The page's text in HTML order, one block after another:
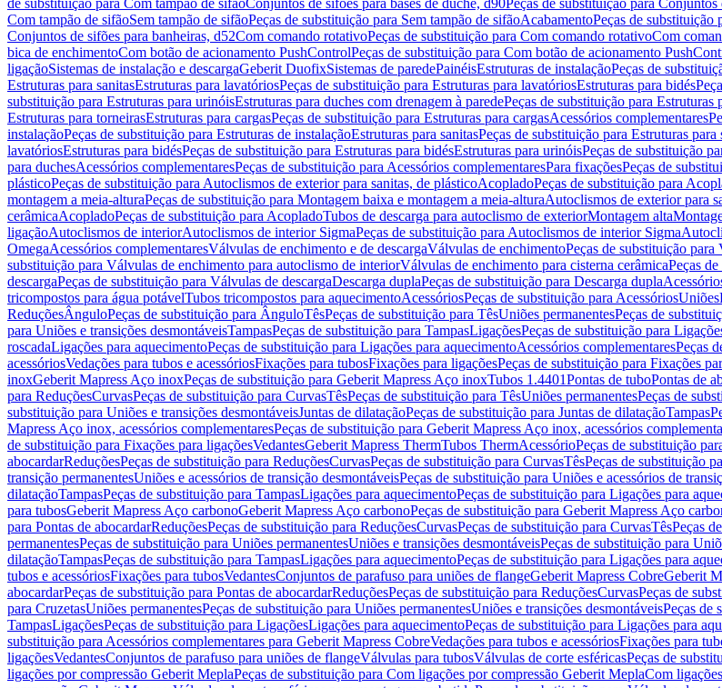
de substituição para Com tampão de sifãoConjuntos de sifões para bases de duche, d90Peças de substituição para
Com tampão de sifãoSem tampão de sifãoPeças de substituição para Sem tampão de sifãoAcabamentoPeças de substituição
Conjuntos de sifões para banheiras, d52Com comando rotativoPeças de substituição para Com comando rotativoCom
bica de enchimentoCom botão de acionamento PushControlPeças de substituição para Com botão de acionamento
ligaçãoSistemas de instalação e descargaGeberit DuofixSistemas de paredePainéisEstruturas de instalaçãoPeças de
Estruturas para sanitasEstruturas para lavatóriosPeças de substituição para Estruturas para lavatóriosEstruturas para bidés
substituição para Estruturas para urinóisEstruturas para duches com drenagem à paredePeças de substituição para Estruturas
Estruturas para torneirasEstruturas para cargasPeças de substituição para Estruturas para cargasAcessórios complementares
instalaçãoPeças de substituição para Estruturas de instalaçãoEstruturas para sanitasPeças de substituição para Estruturas para
lavatóriosEstruturas para bidésPeças de substituição para Estruturas para bidésEstruturas para urinóisPeças de substituição
para duchesAcessórios complementaresPeças de substituição para Acessórios complementaresPara fixaçõesPeças de
plásticoPeças de substituição para Autoclismos de exterior para sanitas, de plásticoAcopladoPeças de substituição para
montagem a meia-alturaPeças de substituição para Montagem baixa e montagem a meia-alturaAutoclismos de exterior para
cerâmicaAcopladoPeças de substituição para AcopladoTubos de descarga para autoclismo de exteriorMontagem alta
ligaçãoAutoclismos de interiorAutoclismos de interior SigmaPeças de substituição para Autoclismos de interior Sigma
OmegaAcessórios complementaresVálvulas de enchimento e de descargaVálvulas de enchimentoPeças de substituição
substituição para Válvulas de enchimento para autoclismo de interiorVálvulas de enchimento para cisterna cerâmicaPeças
descargaPeças de substituição para Válvulas de descargaDescarga duplaPeças de substituição para Descarga dupla
tricompostos para água potávelTubos tricompostos para aquecimentoAcessóriosPeças de substituição para AcessóriosUniões
ReduçõesÂnguloPeças de substituição para ÂnguloTêsPeças de substituição para TêsUniões permanentesPeças de
para Uniões e transições desmontáveisTampasPeças de substituição para TampasLigaçõesPeças de substituição para
roscadaLigações para aquecimentoPeças de substituição para Ligações para aquecimentoAcessórios complementaresPeças
acessóriosVedações para tubos e acessóriosFixações para tubosFixações para ligaçõesPeças de substituição para Fixações
inoxGeberit Mapress Aço inoxPeças de substituição para Geberit Mapress Aço inoxTubos 1.4401Pontas de tuboPontas de
para ReduçõesCurvasPeças de substituição para CurvasTêsPeças de substituição para TêsUniões permanentesPeças de
substituição para Uniões e transições desmontáveisJuntas de dilataçãoPeças de substituição para Juntas de dilataçãoTampas
Mapress Aço inox, acessórios complementaresPeças de substituição para Geberit Mapress Aço inox, acessórios
de substituição para Fixações para ligaçõesVedantesGeberit Mapress ThermTubos ThermAcessórioPeças de substituição
abocardarReduçõesPeças de substituição para ReduçõesCurvasPeças de substituição para CurvasTêsPeças de substituição
transição permanentesUniões e acessórios de transição desmontáveisPeças de substituição para Uniões e acessórios de
dilataçãoTampasPeças de substituição para TampasLigações para aquecimentoPeças de substituição para Ligações para
para tubosGeberit Mapress Aço carbonoGeberit Mapress Aço carbonoPeças de substituição para Geberit Mapress Aço
para Pontas de abocardarReduçõesPeças de substituição para ReduçõesCurvasPeças de substituição para CurvasTêsPeças
permanentesPeças de substituição para Uniões permanentesUniões e transições desmontáveisPeças de substituição para
dilataçãoTampasPeças de substituição para TampasLigações para aquecimentoPeças de substituição para Ligações para
tubos e acessóriosFixações para tubosVedantesConjuntos de parafuso para uniões de flangeGeberit Mapress CobreGeberit
abocardarPeças de substituição para Pontas de abocardarReduçõesPeças de substituição para ReduçõesCurvasPeças de
para CruzetasUniões permanentesPeças de substituição para Uniões permanentesUniões e transições desmontáveisPeças de
TampasLigaçõesPeças de substituição para LigaçõesLigações para aquecimentoPeças de substituição para Ligações para
substituição para Acessórios complementares para Geberit Mapress CobreVedações para tubos e acessóriosFixações para
ligaçõesVedantesConjuntos de parafuso para uniões de flangeVálvulas para tubosVálvulas de corte esféricasPeças de
ligações por compressão Geberit MeplaPeças de substituição para Com ligações por compressão Geberit MeplaCom